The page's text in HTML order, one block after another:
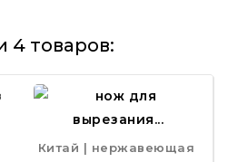
4 товаров:
Китай | нержавеющая